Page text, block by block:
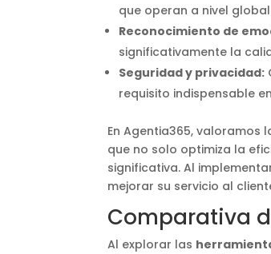
que operan a nivel
Reconocimiento de
significativamente la
Seguridad y privacidad:
requisito indispensable
En Agentia365,
que no solo optimiza la
significativa. Al
mejorar su servicio al
Comparativa
Al explorar las